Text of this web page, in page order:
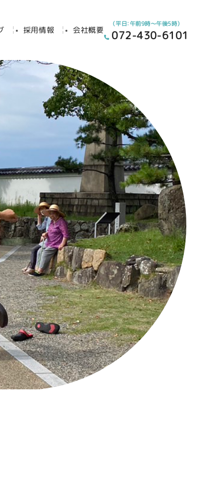
採用情報 会社概要
（平日：午前9時～午後5時）
072-430-6101